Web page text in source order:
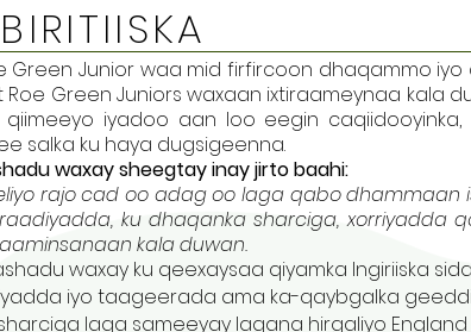
Green Junior waa mid firfircoon dhaqammo
Roe Green Juniors waxaan ixtiraameynaa
iyadoo aan loo eegin caqiidooyinka,
salka ku haya dugsigeenna.
waxay sheegtay inay jirto baahi:
rajo cad oo adag oo laga qabo
ku dhaqanka sharciga, xorriyadda
kala duwan.
waxay ku qeexaysaa qiyamka Ingiriiska
iyo taageerada ama ka-qaybgalka
laga sameeyay lagana hirgaliyo England